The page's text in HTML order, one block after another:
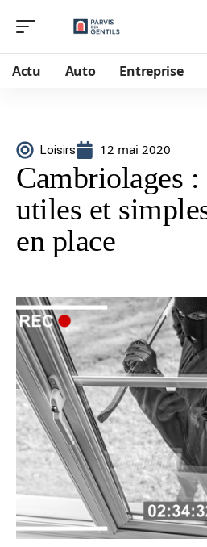
Actu Auto Entreprise
Loisirs 12 mai 2020
Cambriolages :
utiles et
en place